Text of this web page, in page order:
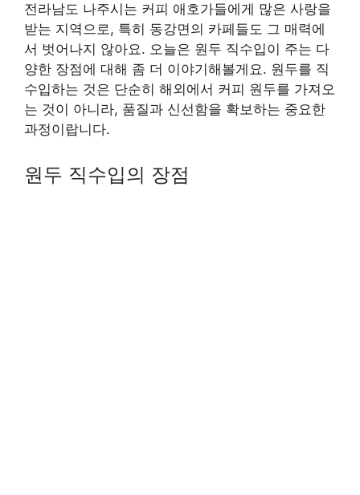
전라남도 나주시는 커피 애호가들에게 많은 사랑을
받는 지역으로, 특히 동강면의 카페들도 그 매력에
서 벗어나지 않아요. 오늘은 원두 직수입이 주는 다
양한 장점에 대해 좀 더 이야기해볼게요. 원두를 직
수입하는 것은 단순히 해외에서 커피 원두를 가져오
는 것이 아니라, 품질과 신선함을 확보하는 중요한
과정이랍니다.
원두 직수입의 장점